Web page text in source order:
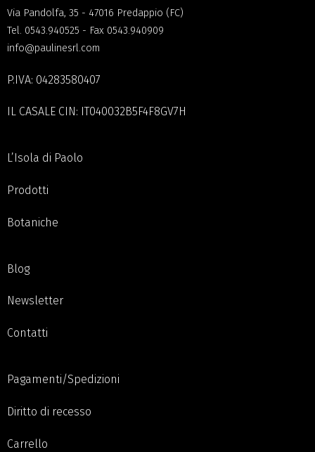
Via Pandolfa, 35 - 47016 Predappio (FC)
Tel. 0543.940525 - Fax 0543.940909
info@paulinesrl.com
P.IVA: 04283580407
IL CASALE CIN: IT040032B5F4F8GV7H
L’Isola di Paolo
Prodotti
Botaniche
Blog
Newsletter
Contatti
Pagamenti/Spedizioni
Diritto di recesso
Carrello